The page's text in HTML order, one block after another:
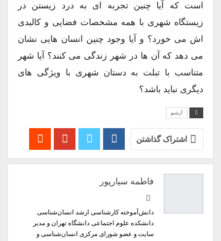
است که آیا چنین تجربه ای به درد زیستن در
زیستگاه شهری با همه مشخصات فضایی و کالبدی
اش می خورد؟ و آیا وجود چنین انسان هایی نشان
می دهد که آن ها در شهر زندگی می کنند؟ آیا شهر
متناسب با تبلت به دستان شهری با ویژگی های
دیگری نباید باشد؟
آرشیو
اشتراک گذاشتن
فاطمه سیارپور
دانش‌آموخته کارشناسی ارشد انسان‌شناسی
دانشکده علوم اجتماعی دانشگاه تهران و مدیر
سایت و عضو شورای مرکزی انسان‌شناسی و